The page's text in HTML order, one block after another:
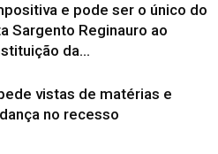
e pode ser o único do
Sargento Reginauro ao
da...
vistas de matérias e
no recesso